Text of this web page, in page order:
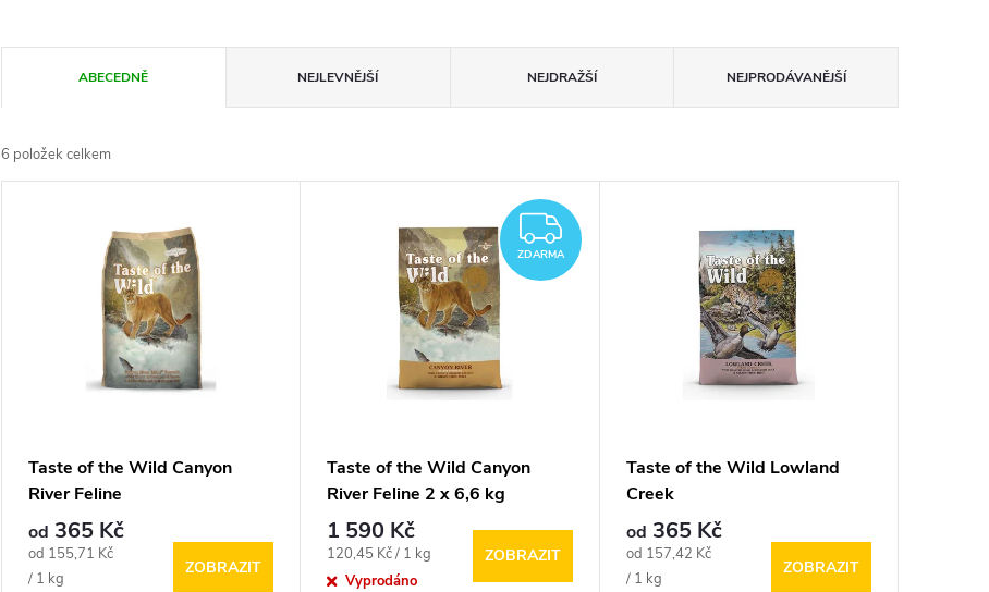
a
z
ABECEDNĚ NEJLEVNĚJŠÍ NEJDRAŽŠÍ NEJPRODÁVANĚJŠÍ
6 položek celkem
Taste of the Wild Canyon
River Feline
od 365 Kč
Měrná
cena:
od 155,71 Kč
/ 1 kg
ZOBRAZIT
ZDARMA
ZDARMA
Taste of the Wild Canyon
River Feline 2 x 6,6 kg
1 590 Kč
Měrná
cena:
120,45 Kč / 1 kg
Vyprodáno
ZOBRAZIT
Taste of the Wild Lowland
Creek
od 365 Kč
Měrná
cena:
od 157,42 Kč
/ 1 kg
ZOBRAZIT